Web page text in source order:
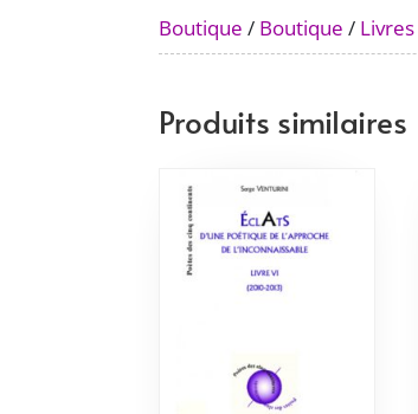
Boutique / Boutique / Livres
Produits similaires